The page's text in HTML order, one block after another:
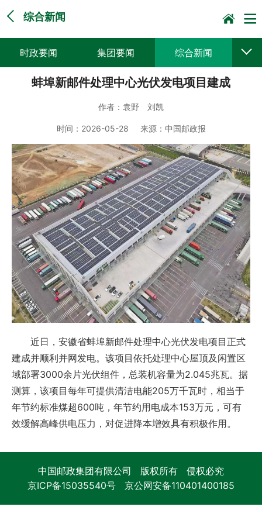
综合新闻
时政要闻 集团要闻 综合新闻
媒体聚焦 党建动态 普遍服务
企业文化
蚌埠新邮件处理中心光伏发电项目建成
作者： 袁野 刘凯
时间： 2026-05-28 来源： 中国邮政报
近日，安徽省蚌埠新邮件处理中心光伏发电项目正式
建成并顺利并网发电。该项目依托处理中心屋顶及闲置区
域部署3000余片光伏组件，总装机容量为2.045兆瓦。据
测算，该项目每年可提供清洁电能205万千瓦时，相当于
年节约标准煤超600吨，年节约用电成本153万元，可有
效缓解高峰供电压力，对促进降本增效具有积极作用。
中国邮政集团有限公司 版权所有 侵权必究
京ICP备15035540号 京公网安备110401400185